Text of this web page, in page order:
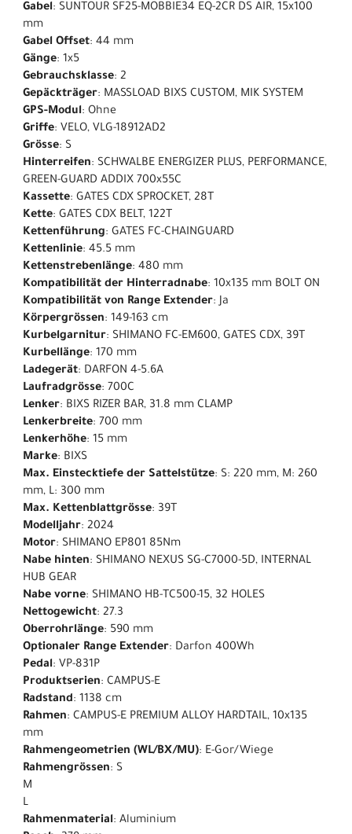
Gabel: SUNTOUR SF25-MOBBIE34 EQ-2CR DS AIR, 15x100
mm
Gabel Offset: 44 mm
Gänge: 1x5
Gebrauchsklasse: 2
Gepäckträger: MASSLOAD BIXS CUSTOM, MIK SYSTEM
GPS-Modul: Ohne
Griffe: VELO, VLG-18912AD2
Grösse: S
Hinterreifen: SCHWALBE ENERGIZER PLUS, PERFORMANCE,
GREEN-GUARD ADDIX 700x55C
Kassette: GATES CDX SPROCKET, 28T
Kette: GATES CDX BELT, 122T
Kettenführung: GATES FC-CHAINGUARD
Kettenlinie: 45.5 mm
Kettenstrebenlänge: 480 mm
Kompatibilität der Hinterradnabe: 10x135 mm BOLT ON
Kompatibilität von Range Extender: Ja
Körpergrössen: 149-163 cm
Kurbelgarnitur: SHIMANO FC-EM600, GATES CDX, 39T
Kurbellänge: 170 mm
Ladegerät: DARFON 4-5.6A
Laufradgrösse: 700C
Lenker: BIXS RIZER BAR, 31.8 mm CLAMP
Lenkerbreite: 700 mm
Lenkerhöhe: 15 mm
Marke: BIXS
Max. Einstecktiefe der Sattelstütze: S: 220 mm, M: 260
mm, L: 300 mm
Max. Kettenblattgrösse: 39T
Modelljahr: 2024
Motor: SHIMANO EP801 85Nm
Nabe hinten: SHIMANO NEXUS SG-C7000-5D, INTERNAL
HUB GEAR
Nabe vorne: SHIMANO HB-TC500-15, 32 HOLES
Nettogewicht: 27.3
Oberrohrlänge: 590 mm
Optionaler Range Extender: Darfon 400Wh
Pedal: VP-831P
Produktserien: CAMPUS-E
Radstand: 1138 cm
Rahmen: CAMPUS-E PREMIUM ALLOY HARDTAIL, 10x135
mm
Rahmengeometrien (WL/BX/MU): E-Gor/Wiege
Rahmengrössen: S
M
L
Rahmenmaterial: Aluminium